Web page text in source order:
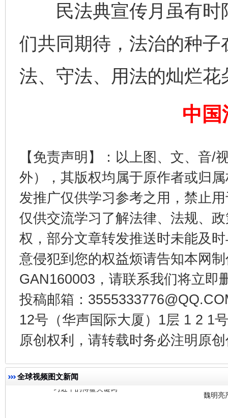
民法典宣传月虽有时
们共同期待，法治的种
法、守法、用法的灿烂花
中国
【免责声明】：以上图、文、音/
外），其版权均属于原作者或归
发推广仅供学习参考之用，禁止
仅供交流学习了解法律、法规、
权，部分文章转发推送时未能及
意侵犯到您的权益烦请告知本网
GAN160003，请联系我们将立即
投稿邮箱：
12号（华声国际大厦）1层 1 2 1
原创权利，请转载时务必注明原
全球视频图文新闻
这是一记警钟！ 谢
在谋一域中谋全局
今
习近平的博鳌关键词
魏明